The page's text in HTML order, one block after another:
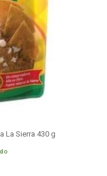
La Sierra 430 g